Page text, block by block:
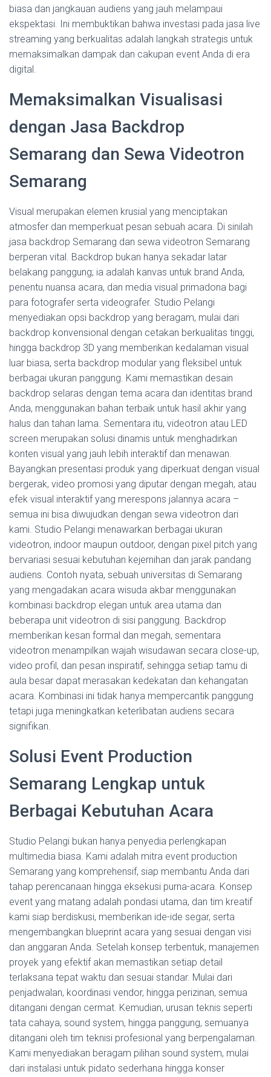
biasa dan jangkauan audiens yang jauh melampaui
ekspektasi. Ini membuktikan bahwa investasi pada jasa live
streaming yang berkualitas adalah langkah strategis untuk
memaksimalkan dampak dan cakupan event Anda di era
digital.
Memaksimalkan Visualisasi
dengan Jasa Backdrop
Semarang dan Sewa Videotron
Semarang
Visual merupakan elemen krusial yang menciptakan
atmosfer dan memperkuat pesan sebuah acara. Di sinilah
jasa backdrop Semarang dan sewa videotron Semarang
berperan vital. Backdrop bukan hanya sekadar latar
belakang panggung; ia adalah kanvas untuk brand Anda,
penentu nuansa acara, dan media visual primadona bagi
para fotografer serta videografer. Studio Pelangi
menyediakan opsi backdrop yang beragam, mulai dari
backdrop konvensional dengan cetakan berkualitas tinggi,
hingga backdrop 3D yang memberikan kedalaman visual
luar biasa, serta backdrop modular yang fleksibel untuk
berbagai ukuran panggung. Kami memastikan desain
backdrop selaras dengan tema acara dan identitas brand
Anda, menggunakan bahan terbaik untuk hasil akhir yang
halus dan tahan lama. Sementara itu, videotron atau LED
screen merupakan solusi dinamis untuk menghadirkan
konten visual yang jauh lebih interaktif dan menawan.
Bayangkan presentasi produk yang diperkuat dengan visual
bergerak, video promosi yang diputar dengan megah, atau
efek visual interaktif yang merespons jalannya acara –
semua ini bisa diwujudkan dengan sewa videotron dari
kami. Studio Pelangi menawarkan berbagai ukuran
videotron, indoor maupun outdoor, dengan pixel pitch yang
bervariasi sesuai kebutuhan kejernihan dan jarak pandang
audiens. Contoh nyata, sebuah universitas di Semarang
yang mengadakan acara wisuda akbar menggunakan
kombinasi backdrop elegan untuk area utama dan
beberapa unit videotron di sisi panggung. Backdrop
memberikan kesan formal dan megah, sementara
videotron menampilkan wajah wisudawan secara close-up,
video profil, dan pesan inspiratif, sehingga setiap tamu di
aula besar dapat merasakan kedekatan dan kehangatan
acara. Kombinasi ini tidak hanya mempercantik panggung
tetapi juga meningkatkan keterlibatan audiens secara
signifikan.
Solusi Event Production
Semarang Lengkap untuk
Berbagai Kebutuhan Acara
Studio Pelangi bukan hanya penyedia perlengkapan
multimedia biasa. Kami adalah mitra event production
Semarang yang komprehensif, siap membantu Anda dari
tahap perencanaan hingga eksekusi purna-acara. Konsep
event yang matang adalah pondasi utama, dan tim kreatif
kami siap berdiskusi, memberikan ide-ide segar, serta
mengembangkan blueprint acara yang sesuai dengan visi
dan anggaran Anda. Setelah konsep terbentuk, manajemen
proyek yang efektif akan memastikan setiap detail
terlaksana tepat waktu dan sesuai standar. Mulai dari
penjadwalan, koordinasi vendor, hingga perizinan, semua
ditangani dengan cermat. Kemudian, urusan teknis seperti
tata cahaya, sound system, hingga panggung, semuanya
ditangani oleh tim teknisi profesional yang berpengalaman.
Kami menyediakan beragam pilihan sound system, mulai
dari instalasi untuk pidato sederhana hingga konser